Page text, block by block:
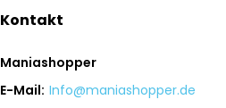
Kontakt
Maniashopper
E-Mail: Info@maniashopper.de